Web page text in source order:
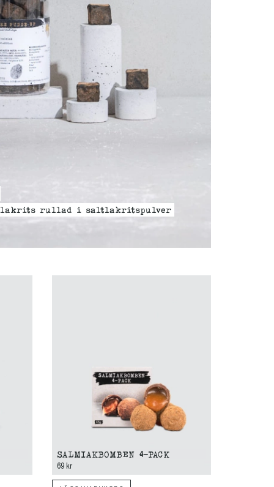
lakrits rullad i saltlakritspulver
SALMIAKBOMBEN 4-PACK
69 kr